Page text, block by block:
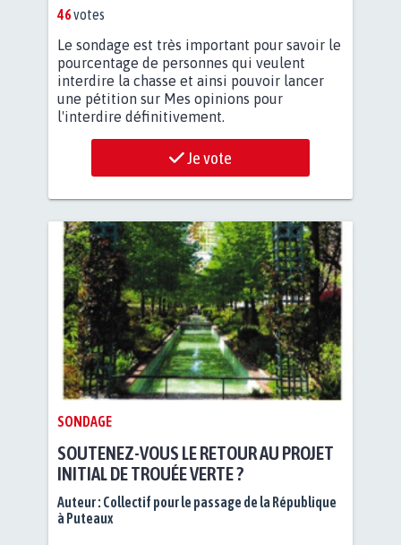
46votes
Le sondage est très important pour savoir le
pourcentage de personnes qui veulent
interdire la chasse et ainsi pouvoir lancer
une pétition sur Mes opinions pour
l'interdire définitivement.
Je vote
SONDAGE
SOUTENEZ-VOUS LE RETOUR AU PROJET
INITIAL DE TROUÉE VERTE ?
Auteur : Collectif pour le passage de la République
à Puteaux